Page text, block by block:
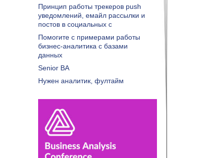
Принцип работы трекеров push
уведомлений, емайл рассылки и
постов в социальных с
Помогите с примерами работы
бизнес-аналитика с базами
данных
Senior BA
Нужен аналитик, фултайм